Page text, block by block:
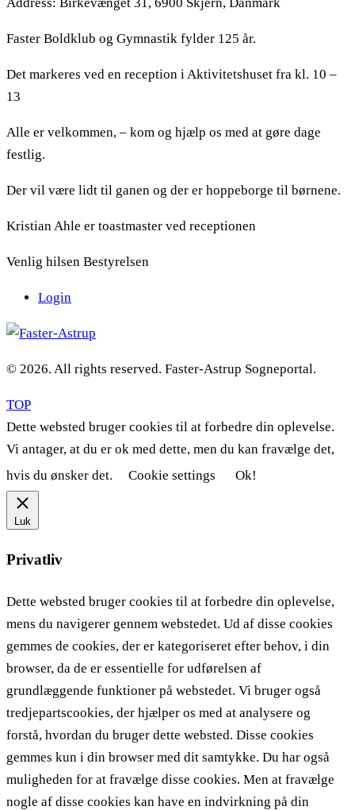
Faster Boldklub og Gymnastik fylder 125 år.
Det markeres ved en reception i Aktivitetshuset fra kl. 10 –
13
Alle er velkommen, – kom og hjælp os med at gøre dage
festlig.
Der vil være lidt til ganen og der er hoppeborge til børnene.
Kristian Ahle er toastmaster ved receptionen
Venlig hilsen Bestyrelsen
Login
© 2026. All rights reserved. Faster-Astrup Sogneportal.
TOP
Dette websted bruger cookies til at forbedre din oplevelse.
Vi antager, at du er ok med dette, men du kan fravælge det,
hvis du ønsker det.
Cookie settings Ok!
Luk
Privatliv
Dette websted bruger cookies til at forbedre din oplevelse,
mens du navigerer gennem webstedet. Ud af disse cookies
gemmes de cookies, der er kategoriseret efter behov, i din
browser, da de er essentielle for udførelsen af ​​
grundlæggende funktioner på webstedet. Vi bruger også
tredjepartscookies, der hjælper os med at analysere og
forstå, hvordan du bruger dette websted. Disse cookies
gemmes kun i din browser med dit samtykke. Du har også
muligheden for at fravælge disse cookies. Men at fravælge
nogle af disse cookies kan have en indvirkning på din